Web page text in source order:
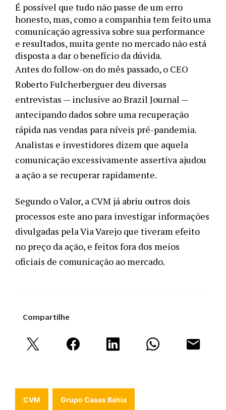
É possível que tudo não passe de um erro
honesto, mas, como a companhia tem feito uma
comunicação agressiva sobre sua performance
e resultados, muita gente no mercado não está
disposta a dar o benefício da dúvida.
Antes do follow-on do mês passado, o CEO
Roberto Fulcherberguer deu diversas
entrevistas — inclusive ao Brazil Journal —
antecipando dados sobre uma recuperação
rápida nas vendas para níveis pré-pandemia.
Analistas e investidores dizem que aquela
comunicação excessivamente assertiva ajudou
a ação a se recuperar rapidamente.
Segundo o Valor, a CVM já abriu outros dois
processos este ano para investigar informações
divulgadas pela Via Varejo que tiveram efeito
no preço da ação, e feitos fora dos meios
oficiais de comunicação ao mercado.
Compartilhe
CVM Grupo Casas Bahia